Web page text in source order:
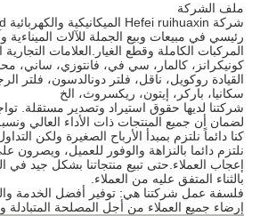
ملف الشركة
رئيسي في مبيعات وبيع الجملة للآلات الميناءية
المركبات الكاملة وقطع الغيار.العلامات
كونيكرانز، كالمار، سي في، فانتوزي، ساني،
القيادة روكويل، ناقل، فلتر دونالدسون، فلتر
سكانيا، باركر، إيتون، ريكسروث، الخ
شركتنا لديها حقوق استيراد وتصدير مستقلة.
لضمان أن جميع المنتجات ذات الأداء العالي
كنا دائماً نلتزم بمبدأ الأرباح الصغيرة ولكن
نلتزم دائما بالنزاهة والوفور للعميل، ويصرون
إعجاب العملاء.حتى تبيع منتجاتنا بشكل جيد في
بالثناء المتفق عليه من العملاء.
فلسفة عمل شركتنا هي: توفير أفضل الخدمة
إرضاء جميع العملاء من أجل المصلحة المتبادلة